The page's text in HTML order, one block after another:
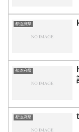
都道府県
都道府県
都道府県